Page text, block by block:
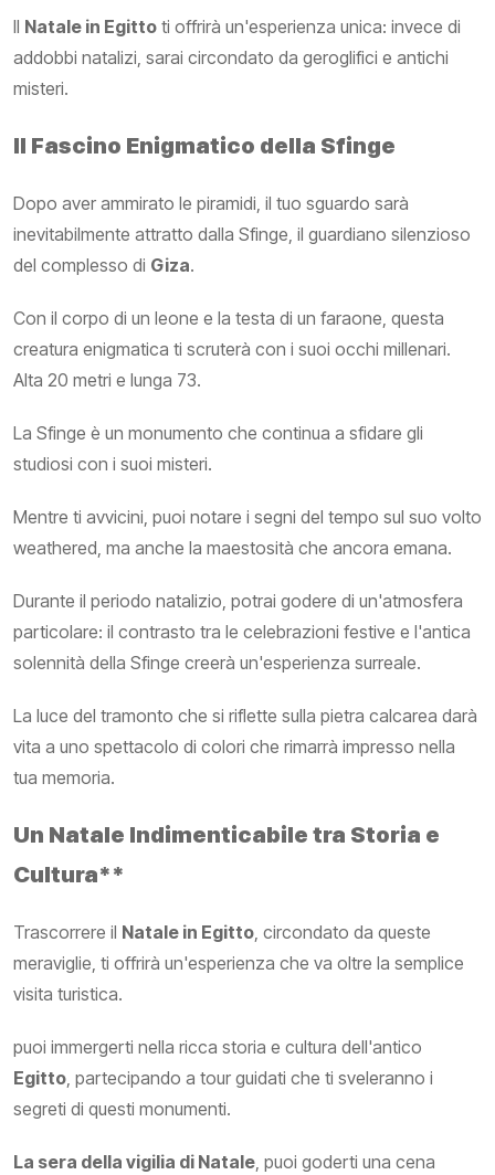
Il Natale in Egitto ti offrirà un'esperienza unica: invece di
addobbi natalizi, sarai circondato da geroglifici e antichi
misteri.
Il Fascino Enigmatico della Sfinge
Dopo aver ammirato le piramidi, il tuo sguardo sarà
inevitabilmente attratto dalla Sfinge, il guardiano silenzioso
del complesso di Giza.
Con il corpo di un leone e la testa di un faraone, questa
creatura enigmatica ti scruterà con i suoi occhi millenari.
Alta 20 metri e lunga 73.
La Sfinge è un monumento che continua a sfidare gli
studiosi con i suoi misteri.
Mentre ti avvicini, puoi notare i segni del tempo sul suo volto
weathered, ma anche la maestosità che ancora emana.
Durante il periodo natalizio, potrai godere di un'atmosfera
particolare: il contrasto tra le celebrazioni festive e l'antica
solennità della Sfinge creerà un'esperienza surreale.
La luce del tramonto che si riflette sulla pietra calcarea darà
vita a uno spettacolo di colori che rimarrà impresso nella
tua memoria.
Un Natale Indimenticabile tra Storia e
Cultura**
Trascorrere il Natale in Egitto , circondato da queste
meraviglie, ti offrirà un'esperienza che va oltre la semplice
visita turistica.
puoi immergerti nella ricca storia e cultura dell'antico
Egitto , partecipando a tour guidati che ti sveleranno i
segreti di questi monumenti.
La sera della vigilia di Natale , puoi goderti una cena